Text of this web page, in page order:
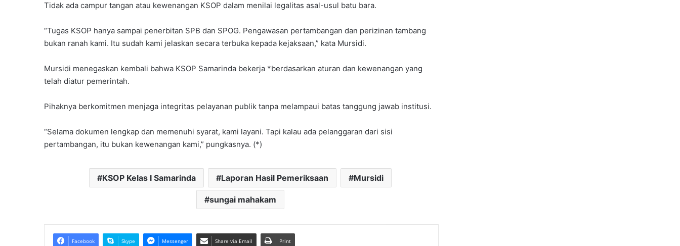
Tidak ada campur tangan atau kewenangan KSOP dalam menilai legalitas asal-usul batu bara.
“Tugas KSOP hanya sampai penerbitan SPB dan SPOG. Pengawasan pertambangan dan perizinan tambang
bukan ranah kami. Itu sudah kami jelaskan secara terbuka kepada kejaksaan,” kata Mursidi.
Mursidi menegaskan kembali bahwa KSOP Samarinda bekerja *berdasarkan aturan dan kewenangan yang
telah diatur pemerintah.
Pihaknya berkomitmen menjaga integritas pelayanan publik tanpa melampaui batas tanggung jawab institusi.
“Selama dokumen lengkap dan memenuhi syarat, kami layani. Tapi kalau ada pelanggaran dari sisi
pertambangan, itu bukan kewenangan kami,” pungkasnya. (*)
KSOP Kelas I Samarinda Laporan Hasil Pemeriksaan Mursidi
sungai mahakam
Facebook Skype Messenger Share via Email Print